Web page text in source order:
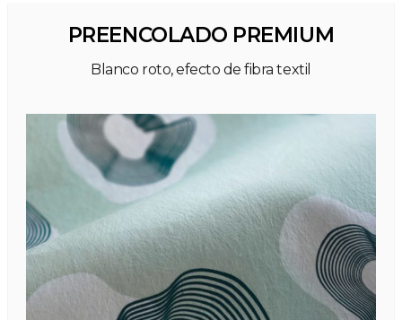
PREENCOLADO PREMIUM
Blanco roto, efecto de fibra textil